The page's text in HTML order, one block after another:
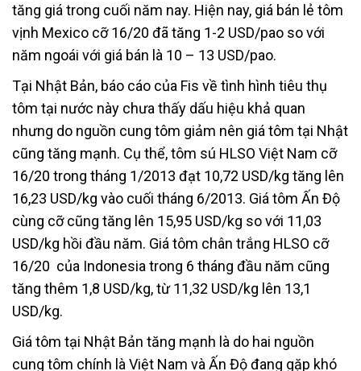
tăng giá trong cuối năm nay. Hiện nay, giá bán lẻ tôm
vịnh Mexico cỡ 16/20 đã tăng 1-2 USD/pao so với
năm ngoái với giá bán là 10 – 13 USD/pao.
Tại Nhật Bản, báo cáo của Fis về tình hình tiêu thụ
tôm tại nước này chưa thấy dấu hiệu khả quan
nhưng do nguồn cung tôm giảm nên giá tôm tại Nhật
cũng tăng mạnh. Cụ thể, tôm sú HLSO Việt Nam cỡ
16/20 trong tháng 1/2013 đạt 10,72 USD/kg tăng lên
16,23 USD/kg vào cuối tháng 6/2013. Giá tôm Ấn Độ
cùng cỡ cũng tăng lên 15,95 USD/kg so với 11,03
USD/kg hồi đầu năm. Giá tôm chân trắng HLSO cỡ
16/20 của Indonesia trong 6 tháng đầu năm cũng
tăng thêm 1,8 USD/kg, từ 11,32 USD/kg lên 13,1
USD/kg.
Giá tôm tại Nhật Bản tăng mạnh là do hai nguồn
cung tôm chính là Việt Nam và Ấn Độ đang gặp khó